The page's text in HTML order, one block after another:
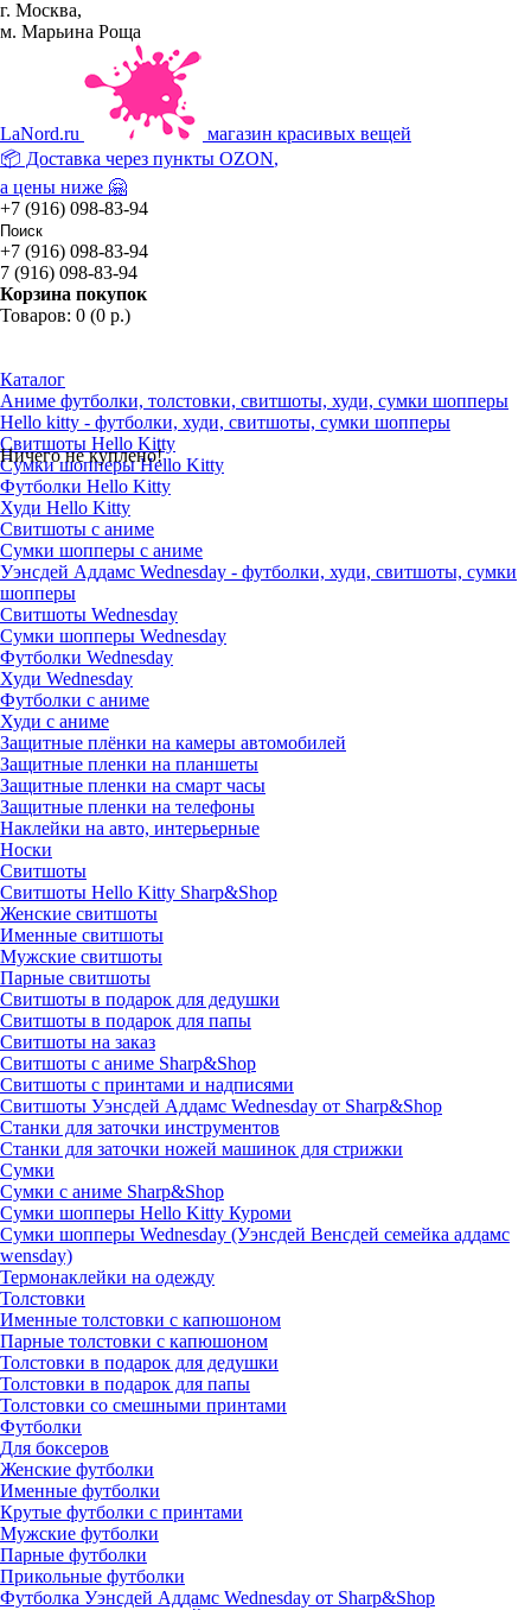
г. Москва,
м. Марьина Роща
LaNord.ru
магазин красивых вещей
📦 Доставка через пункты OZON,
а цены ниже 🤗
+7 (916) 098-83-94
+7 (916) 098-83-94
7 (916) 098-83-94
Корзина покупок
Товаров: 0 (0 р.)
Ничего не куплено!
Каталог
Аниме футболки, толстовки, свитшоты, худи, сумки шопперы
Hello kitty - футболки, худи, свитшоты, сумки шопперы
Свитшоты Hello Kitty
Сумки шопперы Hello Kitty
Футболки Hello Kitty
Худи Hello Kitty
Свитшоты с аниме
Сумки шопперы с аниме
Уэнсдей Аддамс Wednesday - футболки, худи, свитшоты, сумки
шопперы
Свитшоты Wednesday
Сумки шопперы Wednesday
Футболки Wednesday
Худи Wednesday
Футболки с аниме
Худи с аниме
Защитные плёнки на камеры автомобилей
Защитные пленки на планшеты
Защитные пленки на смарт часы
Защитные пленки на телефоны
Наклейки на авто, интерьерные
Носки
Свитшоты
Cвитшоты Hello Kitty Sharp&Shop
Женские свитшоты
Именные свитшоты
Мужские свитшоты
Парные свитшоты
Свитшоты в подарок для дедушки
Свитшоты в подарок для папы
Свитшоты на заказ
Свитшоты с аниме Sharp&Shop
Свитшоты с принтами и надписями
Свитшоты Уэнсдей Аддамс Wednesday от Sharp&Shop
Станки для заточки инструментов
Станки для заточки ножей машинок для стрижки
Сумки
Сумки с аниме Sharp&Shop
Сумки шопперы Hello Kitty Куроми
Сумки шопперы Wednesday (Уэнсдей Венсдей семейка аддамс
wensday)
Термонаклейки на одежду
Толстовки
Именные толстовки с капюшоном
Парные толстовки с капюшоном
Толстовки в подарок для дедушки
Толстовки в подарок для папы
Толстовки со смешными принтами
Футболки
Для боксеров
Женские футболки
Именные футболки
Крутые футболки с принтами
Мужские футболки
Парные футболки
Прикольные футболки
Футболка Уэнсдей Аддамс Wednesday от Sharp&Shop